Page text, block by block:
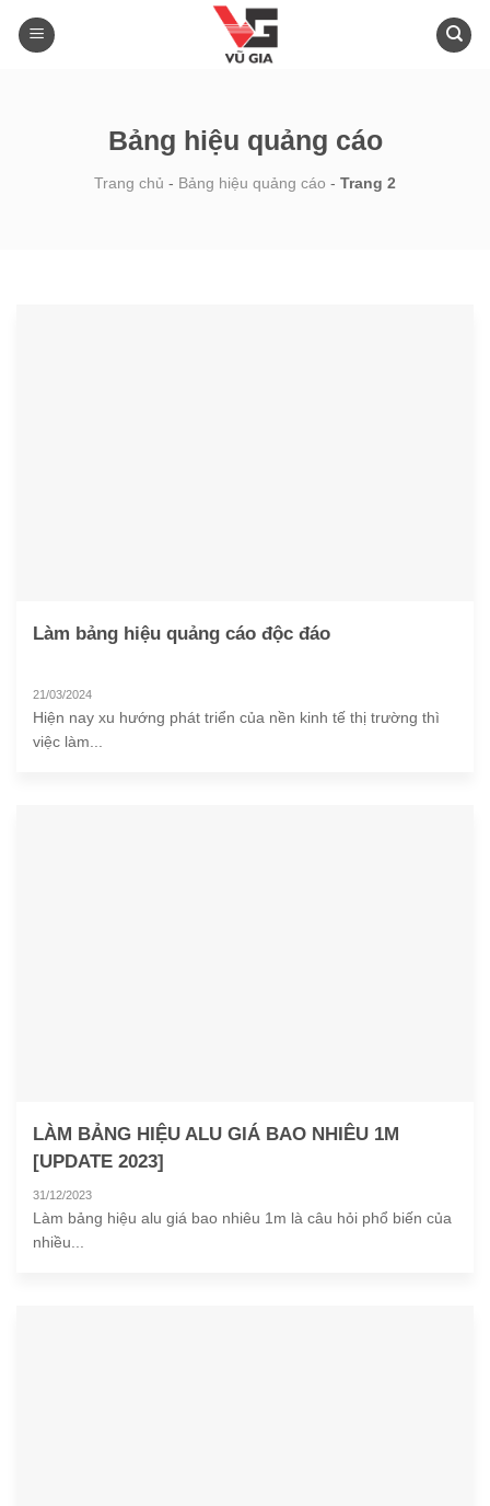
Bảng hiệu quảng cáo
Trang chủ - Bảng hiệu quảng cáo - Trang 2
Làm bảng hiệu quảng cáo độc đáo
21/03/2024
Hiện nay xu hướng phát triển của nền kinh tế thị trường thì
việc làm...
LÀM BẢNG HIỆU ALU GIÁ BAO NHIÊU 1M
[UPDATE 2023]
31/12/2023
Làm bảng hiệu alu giá bao nhiêu 1m là câu hỏi phổ biến của
nhiều...